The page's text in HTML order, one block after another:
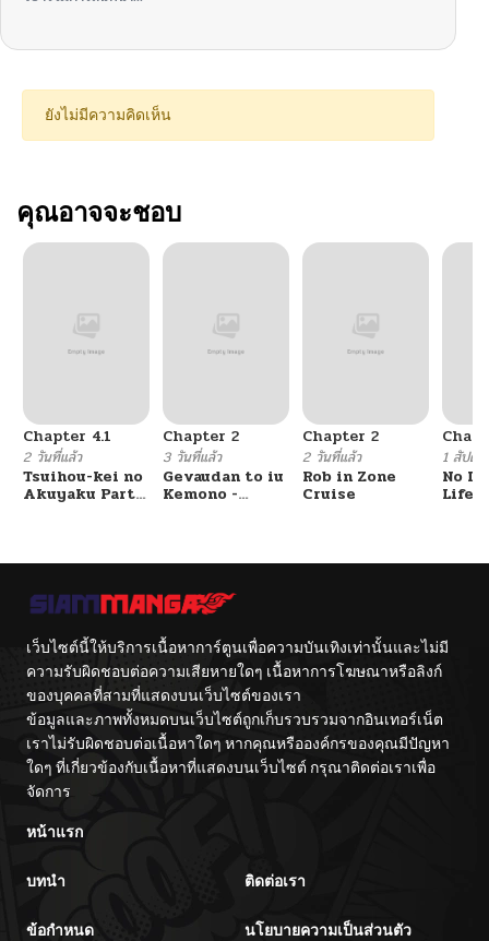
ยังไม่มีความคิดเห็น
คุณอาจจะชอบ
Chapter 4.1
2 วันที่แล้ว
Tsuihou-kei no
Akuyaku Party
Sareru Mae ni
Tsuihou
Shimashita.:
Skill o Ubau
“Steal” tte
Akuyakusugiru
Tsuyosugiru
Chapter 2
3 วันที่แล้ว
Gevaudan to iu
Kemono -
Ningen no
Monster wa,
Fukushuu no
Prison Break
wo
Kuwadateru-
Chapter 2
2 วันที่แล้ว
Rob in Zone
Cruise
1 สัปด
No
Life!!
เว็บไซต์นี้ให้บริการเนื้อหาการ์ตูนเพื่อความบันเทิงเท่านั้นและไม่มี
ความรับผิดชอบต่อความเสียหายใดๆ เนื้อหาการโฆษณาหรือลิงก์
ของบุคคลที่สามที่แสดงบนเว็บไซต์ของเรา
ข้อมูลและภาพทั้งหมดบนเว็บไซต์ถูกเก็บรวบรวมจากอินเทอร์เน็ต
เราไม่รับผิดชอบต่อเนื้อหาใดๆ หากคุณหรือองค์กรของคุณมีปัญหา
ใดๆ ที่เกี่ยวข้องกับเนื้อหาที่แสดงบนเว็บไซต์ กรุณาติดต่อเราเพื่อ
จัดการ
หน้าแรก
บทนำ ติดต่อเรา
ข้อกำหนด นโยบายความเป็นส่วนตัว